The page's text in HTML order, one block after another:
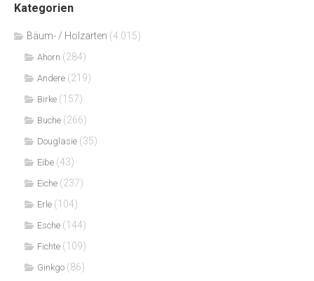
Kategorien
Bäum- / Holzarten (4.015)
Ahorn (284)
Andere (219)
Birke (157)
Buche (266)
Douglasie (35)
Eibe (43)
Eiche (237)
Erle (104)
Esche (144)
Fichte (109)
Ginkgo (86)